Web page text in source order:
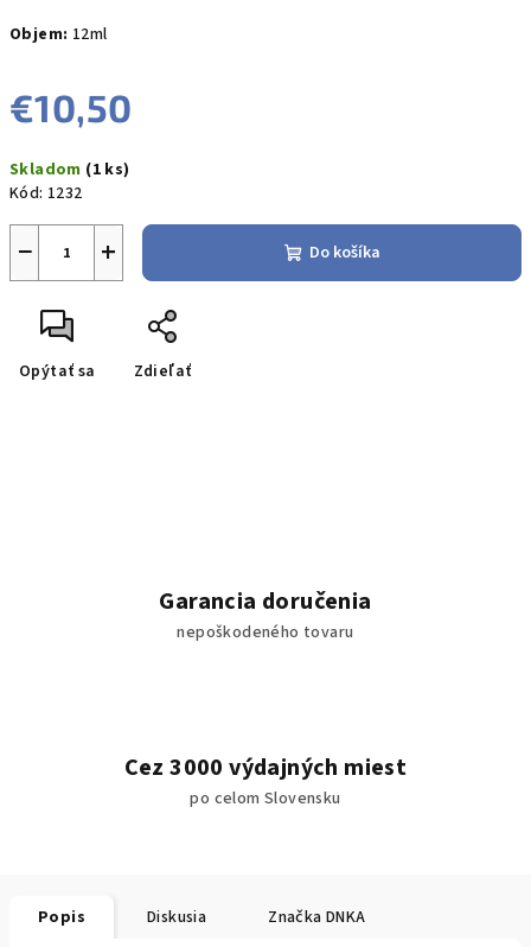
Objem: 12ml
€10,50
cena:
Skladom (1 ks)
Kód: 1232
+
− Do košíka
Opýtať sa Zdieľať
Garancia doručenia
nepoškodeného tovaru
Cez 3000 výdajných miest
po celom Slovensku
Popis Diskusia Značka DNKA